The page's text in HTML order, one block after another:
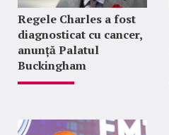
Regele Charles a fost
diagnosticat cu cancer,
anunță Palatul
Buckingham